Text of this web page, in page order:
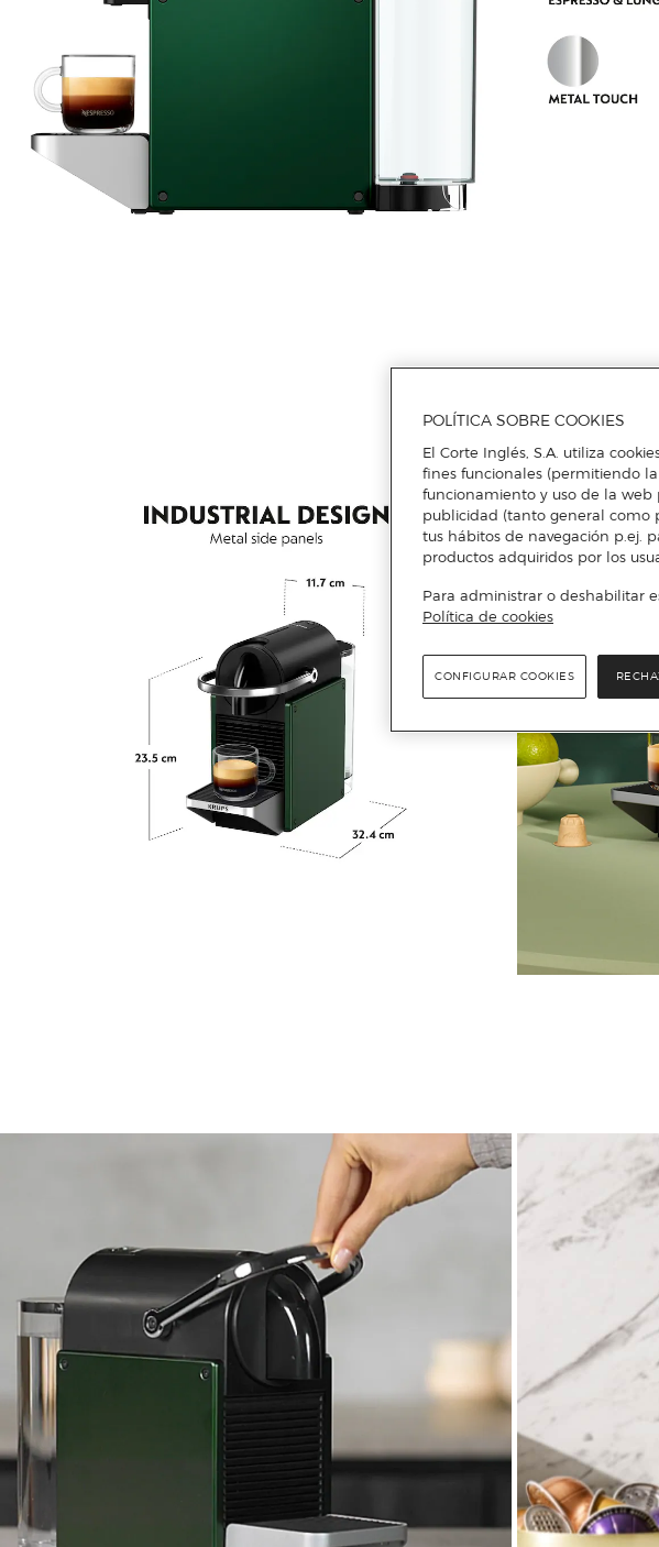
POLÍTICA SOBRE COOKIES
El Corte Inglés, S.A. utiliza
fines funcionales (permitiendo
funcionamiento y uso de la web
publicidad (tanto general como
tus hábitos de navegación p.ej.
productos adquiridos por los
Para administrar o deshabilitar
Política de cookies
CONFIGURAR COOKIES